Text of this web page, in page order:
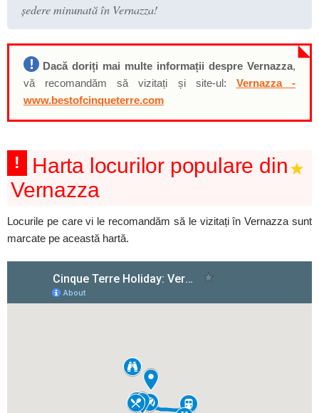
ședere minunată în Vernazza!
Dacă doriți mai multe informații despre Vernazza,
vă recomandăm să vizitați și site-ul: Vernazza -
www.bestofcinqueterre.com
!
Harta locurilor populare din
Vernazza
Locurile pe care vi le recomandăm să le vizitați în Vernazza sunt
marcate pe această hartă.